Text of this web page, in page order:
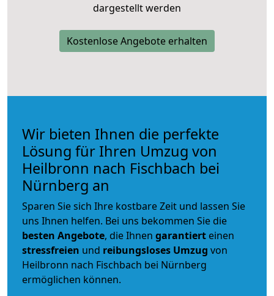
dargestellt werden
Kostenlose Angebote erhalten
Wir bieten Ihnen die perfekte
Lösung für Ihren Umzug von
Heilbronn nach Fischbach bei
Nürnberg an
Sparen Sie sich Ihre kostbare Zeit und lassen Sie
uns Ihnen helfen. Bei uns bekommen Sie die
besten Angebote, die Ihnen garantiert einen
stressfreien und reibungsloses Umzug von
Heilbronn nach Fischbach bei Nürnberg
ermöglichen können.